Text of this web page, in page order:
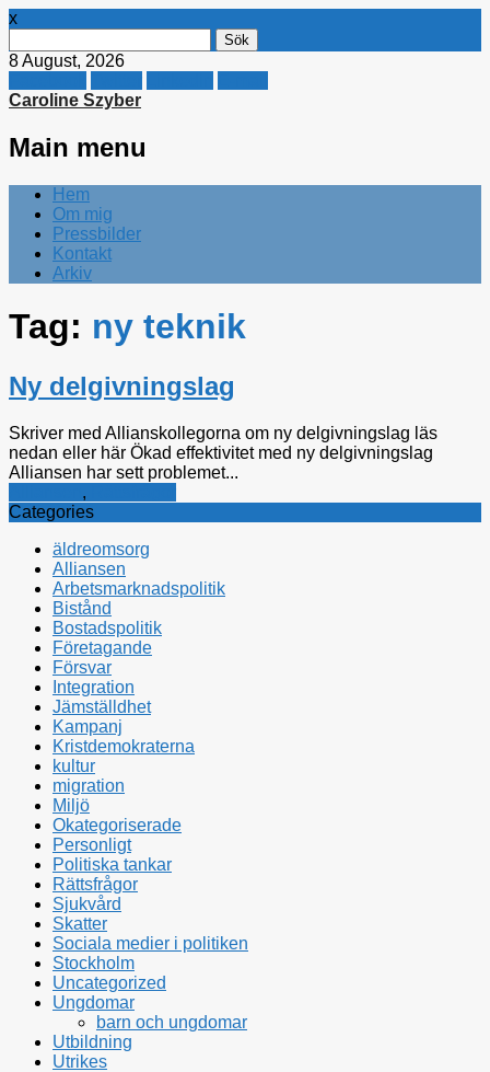
x
efter:
8 August, 2026
Caroline Szyber
Main menu
Skip
content
Hem
Om mig
Pressbilder
Kontakt
Arkiv
Tag: ny teknik
Ny delgivningslag
Skriver med Allianskollegorna om ny delgivningslag läs
nedan eller här Ökad effektivitet med ny delgivningslag
Alliansen har sett problemet...
,
Categories
äldreomsorg
Alliansen
Arbetsmarknadspolitik
Bistånd
Bostadspolitik
Företagande
Försvar
Integration
Jämställdhet
Kampanj
Kristdemokraterna
kultur
migration
Miljö
Okategoriserade
Personligt
Politiska tankar
Rättsfrågor
Sjukvård
Skatter
Sociala medier i politiken
Stockholm
Uncategorized
Ungdomar
barn och ungdomar
Utbildning
Utrikes